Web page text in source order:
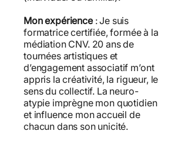
Mon expérience: Je suis
formatrice certifiée, formée à la
médiation CNV. 20 ans de
tournées artistiques et
d’engagement associatif m’ont
appris la créativité, la rigueur, le
sens du collectif. La neuro-
atypie imprègne mon quotidien
et influence mon accueil de
chacun dans son unicité.